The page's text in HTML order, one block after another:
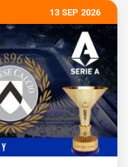
13 SEP 2026